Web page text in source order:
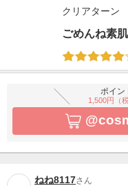
クリアターン
ごめんね素
ポイン
1,500円（
ねね8117さん